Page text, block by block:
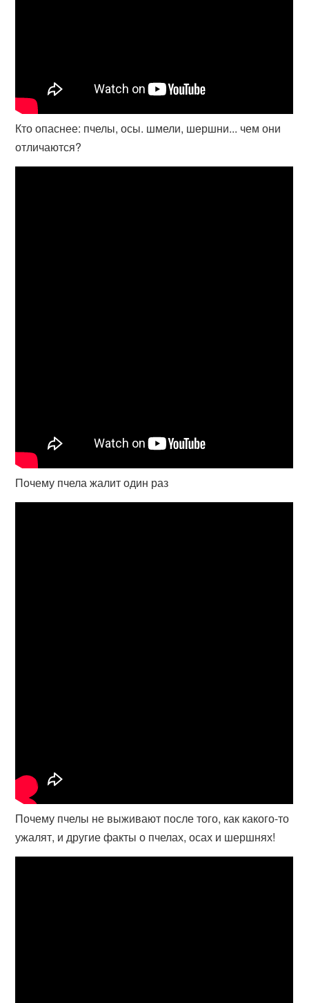
Кто опаснее: пчелы, осы. шмели, шершни... чем они
отличаются?
Почему пчела жалит один раз
Почему пчелы не выживают после того, как какого-то
ужалят, и другие факты о пчелах, осах и шершнях!